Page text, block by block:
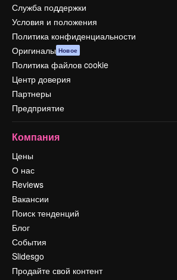
Служба поддержки
Условия и положения
Политика конфиденциальности
Оригиналы Новое
Политика файлов cookie
Центр доверия
Партнеры
Предприятие
Компания
Цены
О нас
Reviews
Вакансии
Поиск тенденций
Блог
События
Slidesgo
Продайте свой контент